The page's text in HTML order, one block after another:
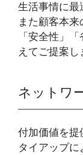
生活事情に最
また顧客本来
「安全性」
えてご提案し
ネットワ
付加価値を提
タイアップ